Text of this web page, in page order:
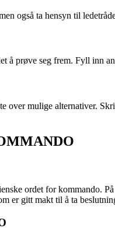
også ta hensyn til
å prøve seg frem. Fyll inn
over mulige alternativer.
ordet for kommando.
er gitt makt til å ta